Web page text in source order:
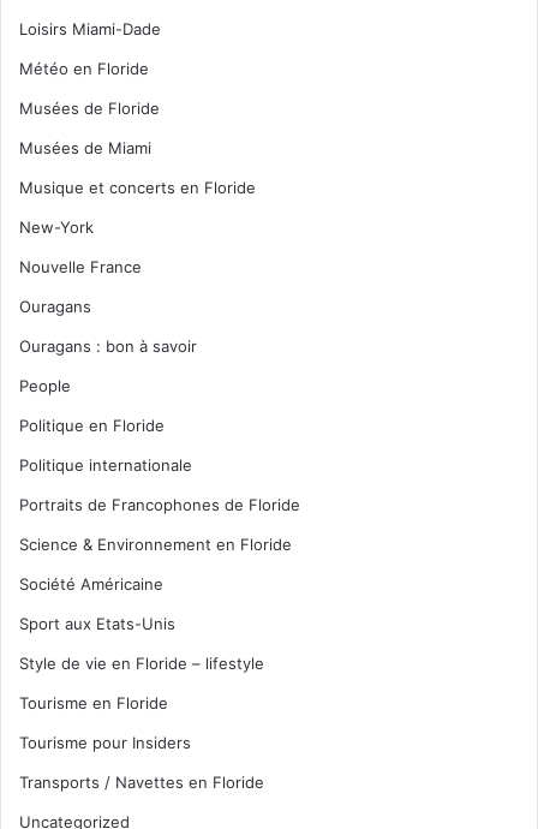
Loisirs Miami-Dade
Météo en Floride
Musées de Floride
Musées de Miami
Musique et concerts en Floride
New-York
Nouvelle France
Ouragans
Ouragans : bon à savoir
People
Politique en Floride
Politique internationale
Portraits de Francophones de Floride
Science & Environnement en Floride
Société Américaine
Sport aux Etats-Unis
Style de vie en Floride – lifestyle
Tourisme en Floride
Tourisme pour Insiders
Transports / Navettes en Floride
Uncategorized